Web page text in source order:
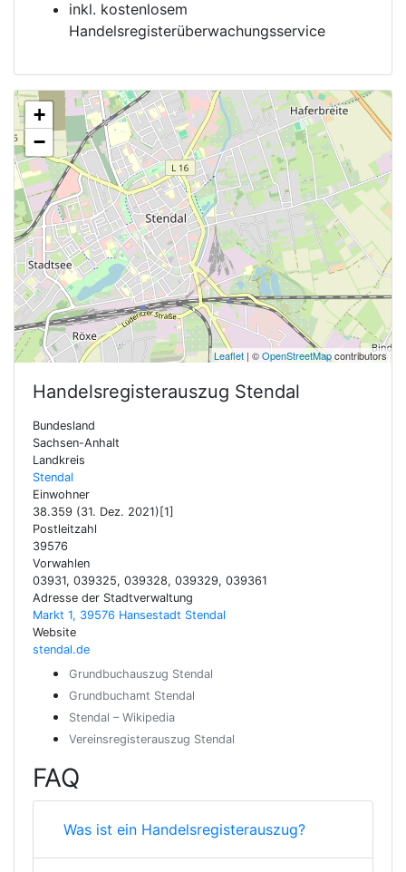
inkl. kostenlosem
Handelsregisterüberwachungsservice
+
−
Leaflet | ©OpenStreetMapcontributors
Handelsregisterauszug Stendal
Bundesland
Sachsen-Anhalt
Landkreis
Stendal
Einwohner
38.359 (31. Dez. 2021)[1]
Postleitzahl
39576
Vorwahlen
03931, 039325, 039328, 039329, 039361
Adresse der Stadtverwaltung
Markt 1, 39576 Hansestadt Stendal
Website
stendal.de
Grundbuchauszug Stendal
Grundbuchamt Stendal
Stendal – Wikipedia
Vereinsregisterauszug Stendal
FAQ
Was ist ein Handelsregisterauszug?